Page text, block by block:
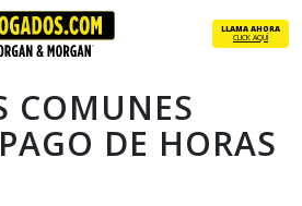
LLAMA AHORA
CLICK AQUÍ
COMUNES
DE HORAS